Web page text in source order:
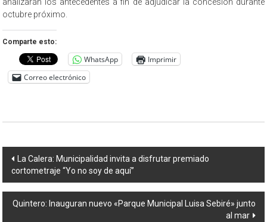
analizarán los antecedentes a fin de adjudicar la concesión durante
octubre próximo.
Comparte esto:
WhatsApp
Imprimir
Correo electrónico
Navegación
de
entradas
La Calera: Municipalidad invita a disfrutar premiado
cortometraje “Yo no soy de aquí”
Quintero: Inauguran nuevo «Parque Municipal Luisa Sebiré» junto
al mar